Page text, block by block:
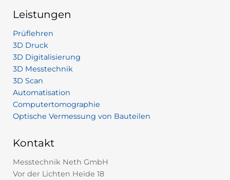
Leistungen
Prüflehren
3D Druck
3D Digitalisierung
3D Messtechnik
3D Scan
Automatisation
Computertomographie
Optische Vermessung von Bauteilen
Kontakt
Messtechnik Neth GmbH
Vor der Lichten Heide 18